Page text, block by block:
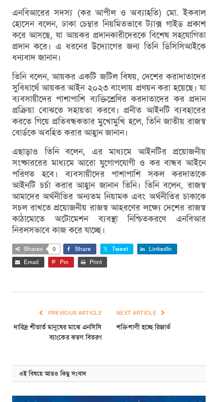
এনবিআরের সদস্য (কর আপীল ও অব্যাহতি) মো. ইকবাল
হোসেন বলেন, ঢাকা চেম্বার নিয়মিতভাবে ট্যাক্স গাইড প্রকাশ
করে আসছে, যা আয়কর প্রদানকারীদেরকে বিশেষ সহযোগিতা
প্রদান করে। এ ধরনের উদ্যোগের জন্য তিনি ডিসিসিআইকে
ধন্যবাদ জানান।
তিনি বলেন, আয়কর একটি জটিল বিষয়, দেশের করাদাতাদের
সুবিধার্থে আয়কর আইন ২০২৩ বাংলায় প্রণয়ন করা হয়েছে। যা
ব্যবসায়ীদের পাশাপাশি ব্যক্তিশ্রেণির করদাতাদের কর প্রদান
প্রক্রিয়া বোঝতে সহায়তা করবে। প্রনীত আইনটি ব্যবহারের
করতে গিয়ে প্রতিবন্ধকতার মুখোমুখি হলে, তিনি জাতীয় রাজস্ব
বোর্ডকে অবহিত করার আহ্বান জানান।
এছাড়াও তিনি বলেন, এর মাধ্যমে আইনটির প্রয়োজনীয়
সংষ্কাররের মাধ্যমে আরো যুগোপযোগী ও কর বান্ধব আইনে
পরিণত হবে। ব্যবসায়ীদের পাশাপাশি সকল করদাতাকে
আইনটি চর্চা করার আহ্বান জানান তিনি। তিনি বলেন, রাজস্ব
আমাদের অর্থনীতির অন্যতম নিয়ামক এবং অর্থনীতির চাকাকে
সচল রাখতে প্রয়োজনীয় রাজস্ব আহরণের লক্ষ্যে দেশের রাজস্ব
কাঠামোতে অটোমেশন ব্যবস্থা নিশ্চিতকরণে এনবিআর
নিরলসভাবে কাজ করে যাচ্ছে।
Shares 0 Share Tweet
LinkedIn
Email
Pin Print
PREVIOUS ARTICLE
দারিদ্র শীতার্ত মানুষের মাঝে এনসিসি
ব্যাংকের কম্বল বিতরণ
NEXT ARTICLE
শক্তিশালী হচ্ছে রিজার্ভ
এই বিষয়ে আরও কিছু সংবাদ